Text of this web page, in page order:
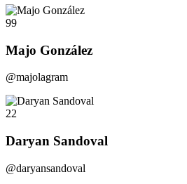
99
Majo González
@majolagram
22
Daryan Sandoval
@daryansandoval